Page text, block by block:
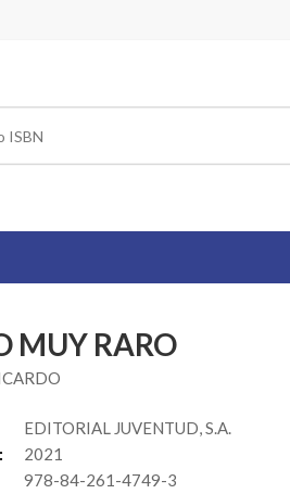
MUY RARO
EDITORIAL JUVENTUD, S.A.
2021
978-84-261-4749-3